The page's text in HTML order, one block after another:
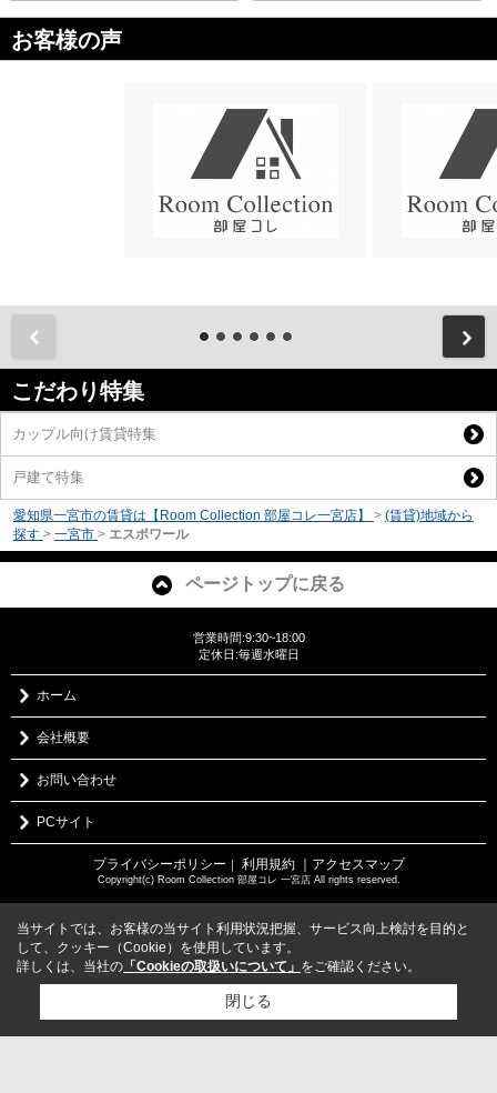
お客様の声
こだわり特集
カップル向け賃貸特集
戸建て特集
愛知県一宮市の賃貸は【Room Collection 部屋コレ一宮店】 > (賃貸)地域から
探す > 一宮市 > エスポワール
ページトップに戻る
営業時間:9:30~18:00
定休日:毎週水曜日
ホーム
会社概要
お問い合わせ
PCサイト
プライバシーポリシー 利用規約 ｜アクセスマップ
Copyright(c) Room Collection 部屋コレ 一宮店 All rights reserved.
当サイトでは、お客様の当サイト利用状況把握、サービス向上検討を目的と
して、クッキー（Cookie）を使用しています。
詳しくは、当社の 「Cookieの取扱いについて」 をご確認ください。
閉じる